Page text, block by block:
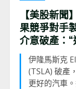
【美股新聞
果競爭對手
介意破產：
伊隆馬斯克
(TSLA) 破產
更好的汽車